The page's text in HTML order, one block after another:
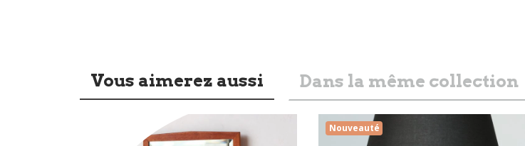
Vous aimerez aussi Dans la même collection
Nouveauté